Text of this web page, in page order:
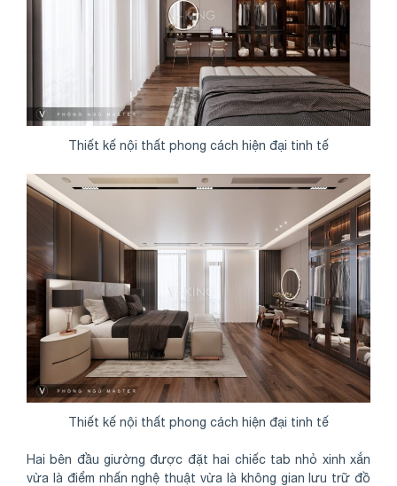
Thiết kế nội thất phong cách hiện đại tinh tế
Thiết kế nội thất phong cách hiện đại tinh tế
Hai bên đầu giường được đặt hai chiếc tab nhỏ xinh xắn
vừa là điểm nhấn nghệ thuật vừa là không gian lưu trữ đồ